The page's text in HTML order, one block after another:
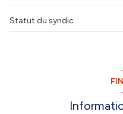
Statut du syndic